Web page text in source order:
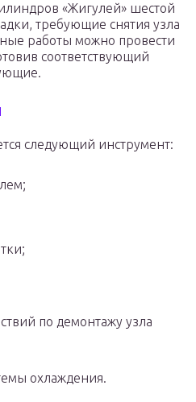
«Жигулей» шестой
требующие снятия узла
работы можно провести
соответствующий
следующий инструмент:
по демонтажу узла
охлаждения.